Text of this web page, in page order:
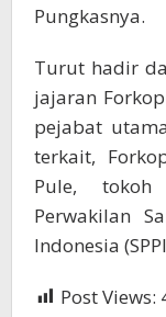
Pungkasnya.
Turut hadir
jajaran
pejabat
terkait,
Pule, tokoh
Perwakilan
Indonesia
Post Views: